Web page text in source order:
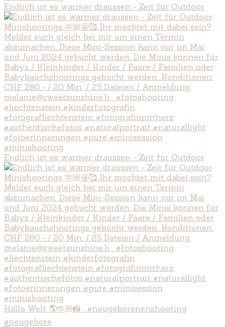
Endlich ist es wärmer draussen - Zeit für Outdoor
Endlich ist es wärmer draussen - Zeit für Outdoor
Hallo Welt 🌎🫶🏼📸 . #neugeborenenshooting
#neugebore